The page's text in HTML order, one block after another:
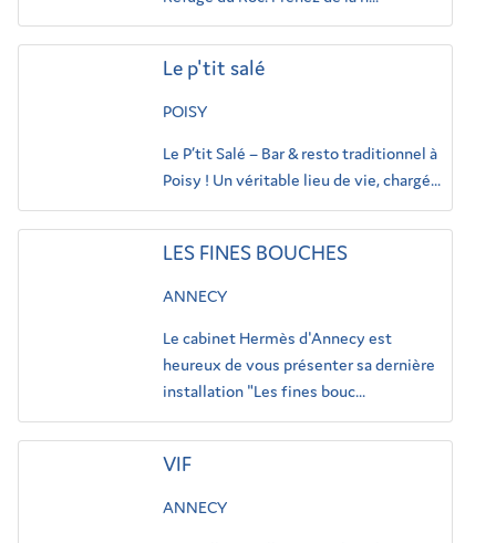
Le p'tit salé
POISY
Le P’tit Salé – Bar & resto traditionnel à
Poisy ! Un véritable lieu de vie, chargé...
LES FINES BOUCHES
ANNECY
Le cabinet Hermès d'Annecy est
heureux de vous présenter sa dernière
installation "Les fines bouc...
VIF
ANNECY